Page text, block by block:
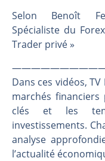
Selon Benoît
Spécialiste du
Trader privé »
Dans ces vidéos,
marchés
clés et les
investissements.
analyse
l’actualité